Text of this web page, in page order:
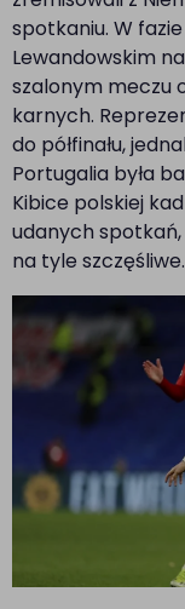
spotkaniu. W
Lewandowskim
szalonym meczu
karnych.
do półfinału,
Portugalia była
Kibice polskiej
udanych spotkań,
na tyle szczęśliwe.